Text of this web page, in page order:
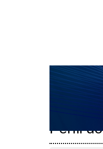
CAPA SOBRE
NOTÍCIAS
PARA
Perfil